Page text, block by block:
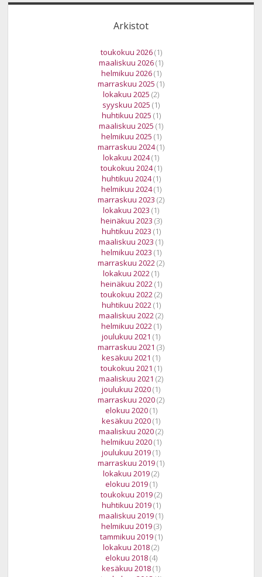
Arkistot
toukokuu 2026(1)
maaliskuu 2026(1)
helmikuu 2026(1)
marraskuu 2025 (1)
lokakuu 2025 (2)
syyskuu 2025 (1)
huhtikuu 2025 (1)
maaliskuu 2025 (1)
helmikuu 2025 (1)
marraskuu 2024(1)
lokakuu 2024(1)
toukokuu 2024(1)
huhtikuu 2024(1)
helmikuu 2024(1)
marraskuu 2023 (2)
lokakuu 2023 (1)
heinäkuu 2023 (3)
huhtikuu 2023 (1)
maaliskuu 2023 (1)
helmikuu 2023 (1)
marraskuu 2022(2)
lokakuu 2022(1)
heinäkuu 2022(1)
toukokuu 2022(2)
huhtikuu 2022(1)
maaliskuu 2022(2)
helmikuu 2022(1)
joulukuu 2021 (1)
marraskuu 2021 (3)
kesäkuu 2021 (1)
toukokuu 2021 (1)
maaliskuu 2021 (2)
joulukuu 2020(1)
marraskuu 2020(2)
elokuu 2020(1)
kesäkuu 2020(1)
maaliskuu 2020(2)
helmikuu 2020(1)
joulukuu 2019(1)
marraskuu 2019(1)
lokakuu 2019(2)
elokuu 2019(1)
toukokuu 2019(2)
huhtikuu 2019(1)
maaliskuu 2019(1)
helmikuu 2019(3)
tammikuu 2019(1)
lokakuu 2018(2)
elokuu 2018(4)
kesäkuu 2018(1)